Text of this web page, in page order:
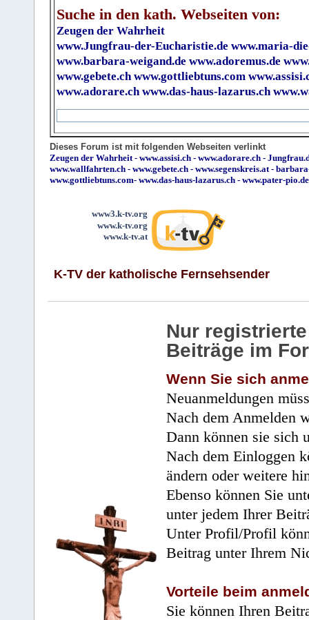
Suche in den kath. Webseiten von:
Zeugen der Wahrheit
www.Jungfrau-der-Eucharistie.de www.maria-
www.barbara-weigand.de www.adoremus.de
www.gebete.ch www.gottliebtuns.com
www.adorare.ch www.das-haus-lazarus.ch
Dieses Forum ist mit folgenden Webseiten verlinkt
Zeugen der Wahrheit- www.assisi.ch - www.adorare.ch -
www.wallfahrten.ch - www.gebete.ch - www.segenskreis.at-
www.gottliebtuns.com- www.das-haus-lazarus.ch - www.pater-pio.de
www3.k-tv.org
www.k-tv.org
www.k-tv.at
K-TV der katholische Fernsehsender
Nur
Beiträge im
Wenn Sie sich
Neuanmeldungen
Nach dem Anmelden
Dann können sie sich
Nach dem Einloggen
ändern oder weitere
Ebenso können Sie
unter jedem Ihrer
Unter Profil/Profil
Beitrag unter Ihrem
Vorteile beim
Sie können Ihren